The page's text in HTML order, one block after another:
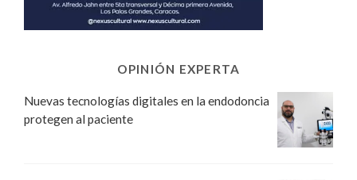
OPINIÓN EXPERTA
Nuevas tecnologías digitales en la endodoncia
protegen al paciente